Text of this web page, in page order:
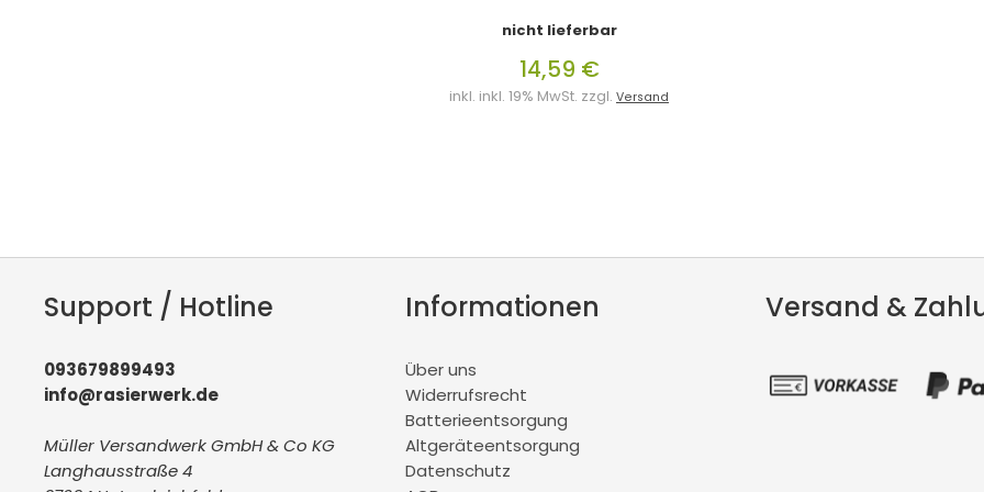
nicht lieferbar
14,59 €
inkl. inkl. 19% MwSt. zzgl. Versand
Support / Hotline
093679899493
info@rasierwerk.de
Müller Versandwerk GmbH & Co KG
Langhausstraße 4
Informationen
Über uns
Widerrufsrecht
Batterieentsorgung
Altgeräteentsorgung
Datenschutz
Versand &